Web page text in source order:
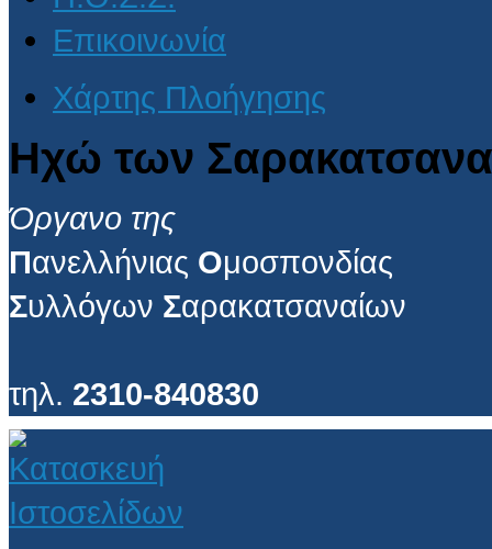
Επικοινωνία
Χάρτης Πλοήγησης
Ηχώ των
Όργανο της
Πανελλήνιας Ομοσπονδίας
Συλλόγων Σαρακατσαναίων
τηλ. 2310-840830